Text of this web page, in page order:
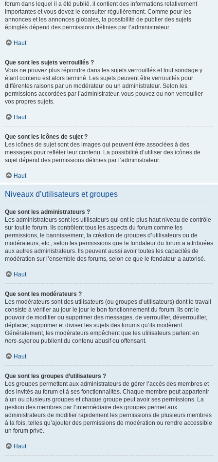
forum dans lequel il a été publié. il contient des informations relativement
importantes et vous devez le consulter régulièrement. Comme pour les
annonces et les annonces globales, la possibilité de publier des sujets
épinglés dépend des permissions définies par l’administrateur.
Haut
Que sont les sujets verrouillés ?
Vous ne pouvez plus répondre dans les sujets verrouillés et tout sondage y
étant contenu est alors terminé. Les sujets peuvent être verrouillés pour
différentes raisons par un modérateur ou un administrateur. Selon les
permissions accordées par l’administrateur, vous pouvez ou non verrouiller
vos propres sujets.
Haut
Que sont les icônes de sujet ?
Les icônes de sujet sont des images qui peuvent être associées à des
messages pour refléter leur contenu. La possibilité d’utiliser des icônes de
sujet dépend des permissions définies par l’administrateur.
Haut
Niveaux d’utilisateurs et groupes
Que sont les administrateurs ?
Les administrateurs sont les utilisateurs qui ont le plus haut niveau de contrôle
sur tout le forum. Ils contrôlent tous les aspects du forum comme les
permissions, le bannissement, la création de groupes d’utilisateurs ou de
modérateurs, etc., selon les permissions que le fondateur du forum a attribuées
aux autres administrateurs. Ils peuvent aussi avoir toutes les capacités de
modération sur l’ensemble des forums, selon ce que le fondateur a autorisé.
Haut
Que sont les modérateurs ?
Les modérateurs sont des utilisateurs (ou groupes d’utilisateurs) dont le travail
consiste à vérifier au jour le jour le bon fonctionnement du forum. Ils ont le
pouvoir de modifier ou supprimer des messages, de verrouiller, déverrouiller,
déplacer, supprimer et diviser les sujets des forums qu’ils modèrent.
Généralement, les modérateurs empêchent que les utilisateurs partent en
hors-sujetou publient du contenu abusif ou offensant.
Haut
Que sont les groupes d’utilisateurs ?
Les groupes permettent aux administrateurs de gérer l’accès des membres et
des invités au forum et à ses fonctionnalités. Chaque membre peut appartenir
à un ou plusieurs groupes et chaque groupe peut avoir ses permissions. La
gestion des membres par l’intermédiaire des groupes permet aux
administrateurs de modifier rapidement les permissions de plusieurs membres
à la fois, telles qu’ajouter des permissions de modération ou rendre accessible
un forum privé.
Haut